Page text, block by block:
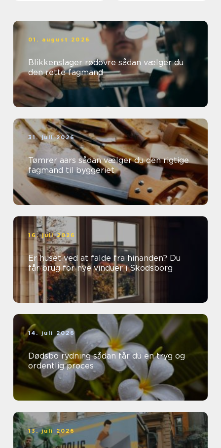
01. august 2026
Blikkenslager rødovre sådan vælger du
den rette fagmand
31. juli 2026
Tømrer aars sådan vælger du den rigtige
fagmand til byggeriet
16. juli 2026
Er huset ved at falde fra hinanden? Du
får brug for nye vinduer i Skodsborg
14. juli 2026
Dødsbo rydning sådan får du en tryg og
ordentlig proces
13. juli 2026